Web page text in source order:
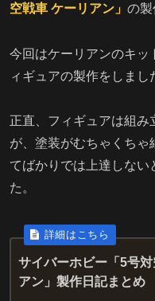
空戦車 ケーリアン」 の製
今回はケーリアンのキッ
ィギュアの製作をしまし
正直、フィギュアは組み
が、塗装がむちゃくち
てばかりでは上達しない
た。
サイバーホビー「5号対
アン」製作日記まとめ